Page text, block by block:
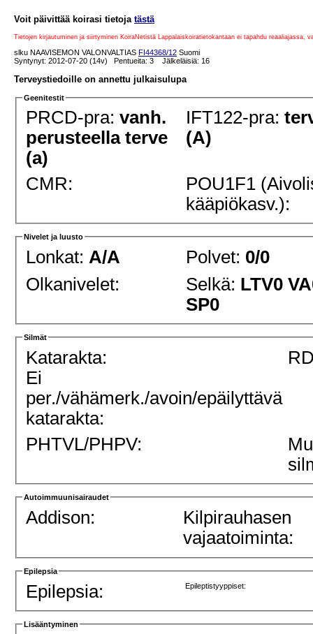
Voit päivittää koirasi tietoja tästä
Tietojen kirjautuminen ja siirtyminen KoiraNetistä Lappalaiskoiratietokantaan ei tapahdu
slku NAAVISEMON VALONVALTIAS FI44368/12 Suomi
Syntynyt: 2012-07-20 (14v) Pentueita: 3 Jälkeläisiä: 16
Terveystiedoille on annettu julkaisulupa
Geenitestit
PRCD-pra:vanh.
perusteella terve
(a)
IFT122-pra:
(A)
CMR:
POU1F1
kääpiökasv.):
Nivelet ja luusto
Lonkat: A/A Polvet: 0/0
Olkanivelet:
Selkä: LTV0
SP0
Silmät
Katarakta:
Ei
per./vähämerk./avoin/epäilyttävä
katarakta:
PHTVL/PHPV:
Autoimmuunisairaudet
Addison:
Kilpirauhasen
vajaatoiminta:
Epilepsia
Epilepsia: Epileptistyyppiset:
Lisääntyminen